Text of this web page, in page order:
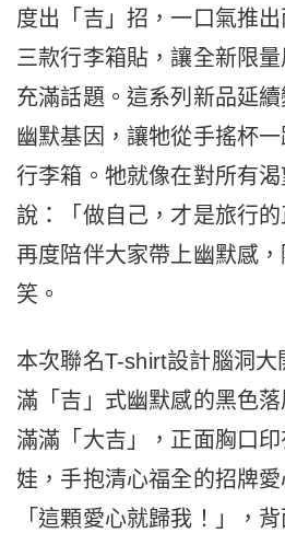
度出「吉」招，一口氣推
三款行李箱貼，讓全新限
充滿話題。這系列新品延
幽默基因，讓牠從手搖杯
行李箱。牠就像在對所有
說：「做自己，才是旅行的
再度陪伴大家帶上幽默感
笑。
本次聯名T-shirt設計腦洞
滿「吉」式幽默感的黑色
滿滿「大吉」，正面胸口
娃，手抱清心福全的招牌愛
「這顆愛心就歸我！」，